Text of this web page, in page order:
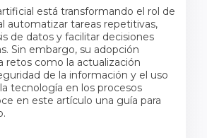
está transformando el rol de
automatizar tareas repetitivas,
de datos y facilitar decisiones
Sin embargo, su adopción
retos como la actualización
de la información y el uso
tecnología en los procesos
en este artículo una guía para